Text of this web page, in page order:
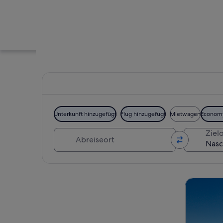
Ein Markt mit
Unterkunft hinzugefügt Flug hinzugefügt Mietwagen
Touren